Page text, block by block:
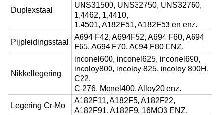
Duplexstaal
UNS31500, UNS32750, UNS32760,
1,4462, 1,4410,
1.4501, A182F51, A182F53 en enz.
Pijpleidingsstaal
A694 F42, A694F52, A694 F60, A694
F65, A694 F70, A694 F80 ENZ.
Nikkellegering
inconel600, inconel625, inconel690,
incoloy800, incoloy 825, incoloy 800H,
C22,
C-276, Monel400, Alloy20 enz.
Legering Cr-Mo
A182F11, A182F5, A182F22,
A182F91, A182F9, 16MO3 ENZ.